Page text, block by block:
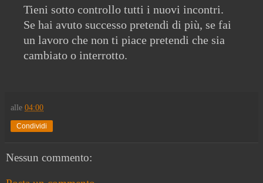
Tieni sotto controllo tutti i nuovi incontri.
Se hai avuto successo pretendi di più, se fai
un lavoro che non ti piace pretendi che sia
cambiato o interrotto.
alle 04:00
Condividi
Nessun commento: